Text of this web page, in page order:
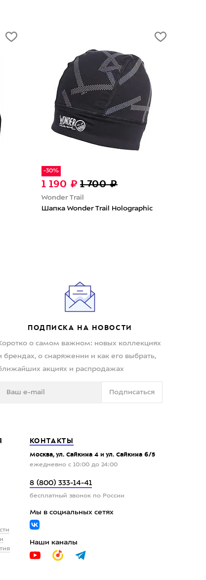
-30%
1 190 ₽ 1 700 ₽
Wonder Trail
Шапка Wonder Trail Holographic
ПОДПИСКА НА НОВОСТИ
о самом важном: новых коллекциях
брендах, о снаряжении и как его выбрать,
акциях и распродажах
Подписаться
КОНТАКТЫ
Москва, ул. Сайкина 4 и ул. Сайкина 6/5
ежедневно с 10:00 до 24:00
8 (800) 333-14-41
бесплатный звонок по России
Мы в социальных сетях
Наши каналы